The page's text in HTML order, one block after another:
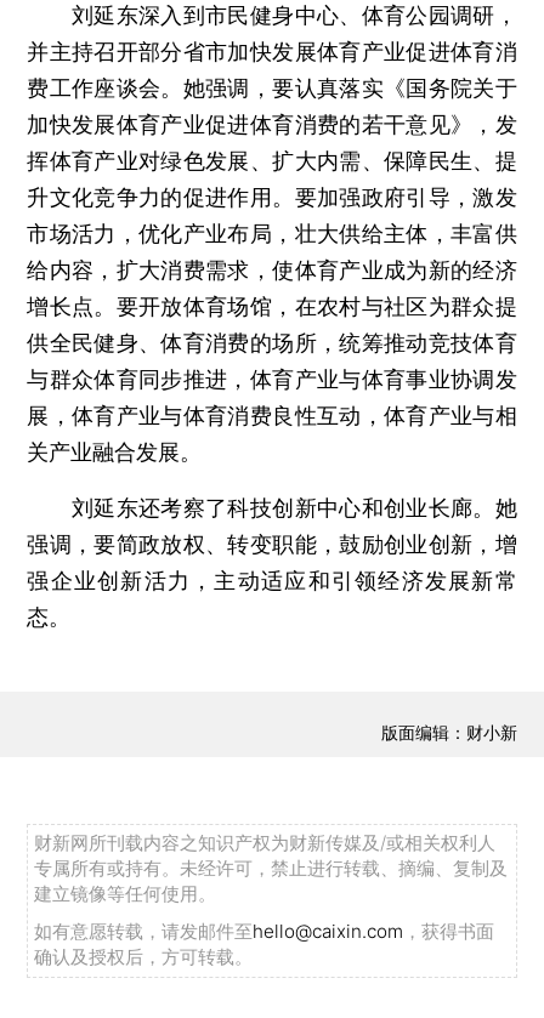
刘延东深入到市民健身中心、体育公园调研，
并主持召开部分省市加快发展体育产业促进体育消
费工作座谈会。她强调，要认真落实《国务院关于
加快发展体育产业促进体育消费的若干意见》，发
挥体育产业对绿色发展、扩大内需、保障民生、提
升文化竞争力的促进作用。要加强政府引导，激发
市场活力，优化产业布局，壮大供给主体，丰富供
给内容，扩大消费需求，使体育产业成为新的经济
增长点。要开放体育场馆，在农村与社区为群众提
供全民健身、体育消费的场所，统筹推动竞技体育
与群众体育同步推进，体育产业与体育事业协调发
展，体育产业与体育消费良性互动，体育产业与相
关产业融合发展。
刘延东还考察了科技创新中心和创业长廊。她
强调，要简政放权、转变职能，鼓励创业创新，增
强企业创新活力，主动适应和引领经济发展新常
态。
版面编辑：财小新
财新网所刊载内容之知识产权为财新传媒及/或相关权利人
专属所有或持有。未经许可，禁止进行转载、摘编、复制及
建立镜像等任何使用。
如有意愿转载，请发邮件至hello@caixin.com ，获得书面
确认及授权后，方可转载。